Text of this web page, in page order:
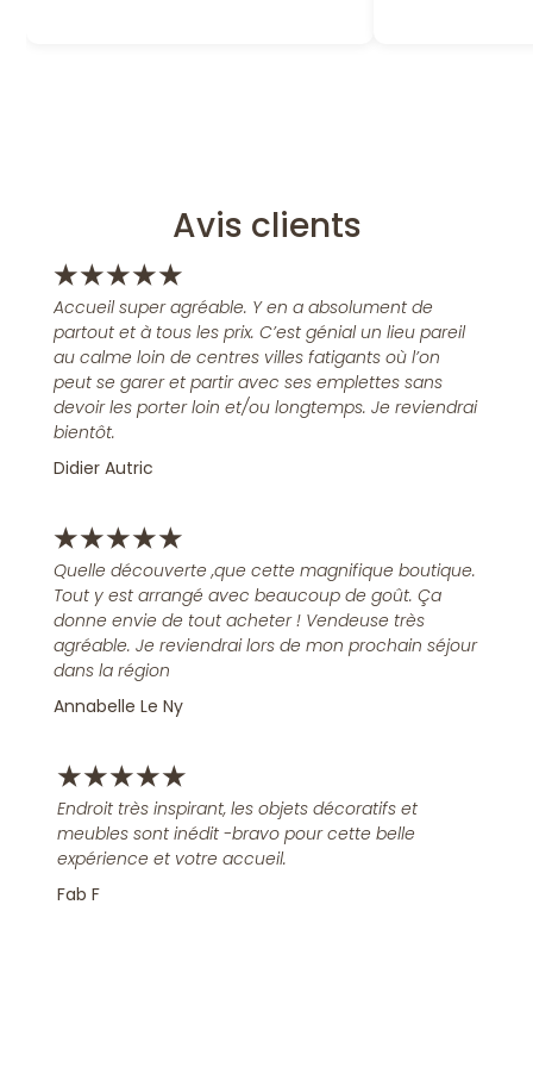
Avis clients
★★★★★
Accueil super agréable. Y en a absolument de
partout et à tous les prix. C’est génial un lieu pareil
au calme loin de centres villes fatigants où l’on
peut se garer et partir avec ses emplettes sans
devoir les porter loin et/ou longtemps. Je reviendrai
bientôt.
Didier Autric
★★★★★
Quelle découverte ,que cette magnifique boutique.
Tout y est arrangé avec beaucoup de goût. Ça
donne envie de tout acheter ! Vendeuse très
agréable. Je reviendrai lors de mon prochain séjour
dans la région
Annabelle Le Ny
★★★★★
Endroit très inspirant, les objets décoratifs et
meubles sont inédit -bravo pour cette belle
expérience et votre accueil.
Fab F